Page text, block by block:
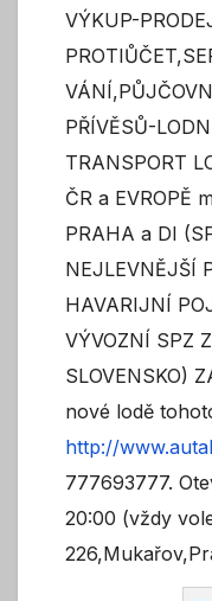
VÝKUP-
PŘÍVĚSŮ-
TRANSPORT
ČR a EVROPĚ
PRAHA a DI
NEJLEVNĚJŠÍ
HAVARIJNÍ
VÝVOZNÍ SPZ
SLOVENSKO)
nové lodě
http://
777693777.
20:00 (vždy